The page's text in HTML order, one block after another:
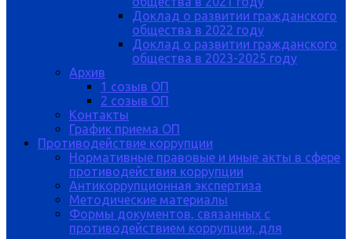
Доклад о развитии гражданского
общества в 2022 году
Доклад о развитии гражданского
общества в 2023-2025 году
Архив
1 созыв ОП
2 созыв ОП
Контакты
График приема ОП
Противодействие коррупции
Нормативные правовые и иные акты в сфере
противодействия коррупции
Антикоррупционная экспертиза
Методические материалы
Формы документов, связанных с
противодействием коррупции, для